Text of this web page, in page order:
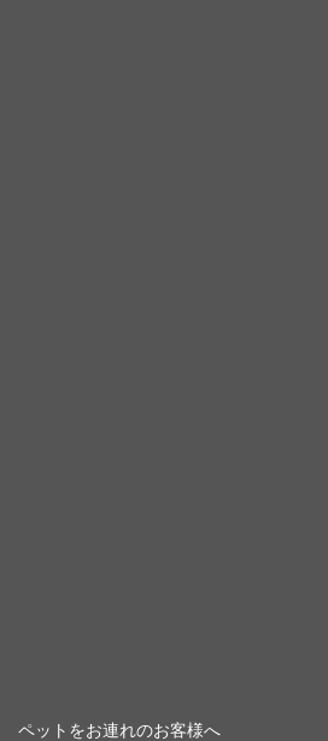
ペットをお連れのお客様へ